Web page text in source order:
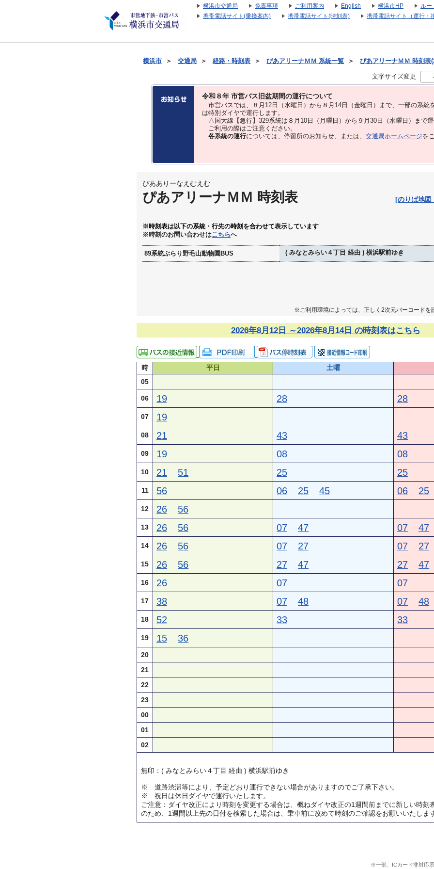
横浜市交通局 免責事項 ご利用案内 English 横浜市HP
ルー
携帯電話サイト(乗換案内)
携帯電話サイト(時刻表) 携帯電話サイト（運行・
横浜市 ＞ 交通局 ＞ 経路・時刻表 ＞ ぴあアリーナＭＭ 系統一覧 ＞ ぴあアリーナＭＭ 時刻表
文字サイズ変更
令和８年 市営バス旧盆期間の運行について
市営バスでは、８⽉12⽇（水曜日）から８⽉14⽇（金曜日）まで、⼀部の系統
は特別ダイヤで運⾏します。
△国大線【急行】329系統は８月10日（月曜日）から９月30日（水曜日）まで
ご利用の際はご注意ください。
各系統の運行については、停留所のお知らせ、または、 交通局ホームページを
ぴあありーなえむえむ
ぴあアリーナＭＭ 時刻表 [のりば地図
※時刻表は以下の系統・行先の時刻を合わせて表示しています
※時刻のお問い合わせはこちらへ
89系統ぶらり野毛山動物園BUS ( みなとみらい４丁目 経由 ) 横浜駅前ゆき
※ご利用環境によっては、正しく2次元バーコードを
2026年8月12日 ～2026年8月14日 の時刻表はこちら
時 平日
土曜
05
06 19 28 28
07 19
08 21 43 43
09 19 08 08
10 21 51 25 25
11 56 06 25 45 06 25
12 26 56
13 26 56 07 47 07 47
14 26 56 07 27 07 27
15 26 56 27 47 27 47
16 26 07 07
17 38 07 48 07 48
18 52 33 33
19 15 36
20
21
22
23
00
01
02
無印：( みなとみらい４丁目 経由 ) 横浜駅前ゆき
※ 道路渋滞等により、予定どおり運行できない場合がありますのでご了承下さい。
※ 祝日は休日ダイヤで運行いたします。
ご注意：ダイヤ改正により時刻を変更する場合は、概ねダイヤ改正の1週間前までに新しい時刻
のため、1週間以上先の日付を検索した場合は、乗車前に改めて時刻のご確認をお願いいたしま
※一部、ICカード非対応